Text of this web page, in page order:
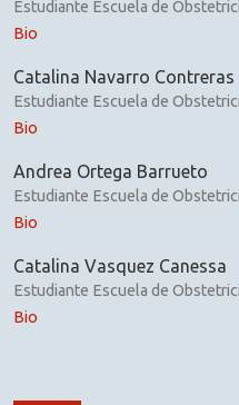
Estudiante Escuela de
Bio
Catalina Navarro Contreras
Estudiante Escuela de
Bio
Andrea Ortega Barrueto
Estudiante Escuela de
Bio
Catalina Vasquez Canessa
Estudiante Escuela de
Bio